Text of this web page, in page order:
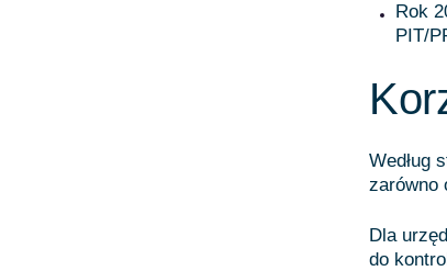
Rok
PIT/
Według
zarówno
Dla
do